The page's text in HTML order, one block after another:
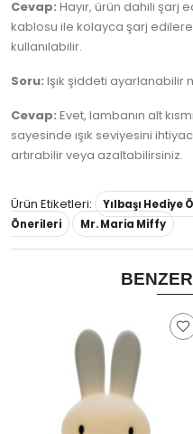
Cevap: Hayır, ürün dahili şarj
kablosu ile kolayca şarj
kullanılabilir.
Soru: Işık şiddeti ayarlanabilir
Cevap: Evet, lambanın alt
sayesinde ışık seviyesini
artırabilir veya azaltabilirsiniz.
Ürün Etiketleri: Yılbaşı Hediye
Önerileri
Mr. Maria Miffy